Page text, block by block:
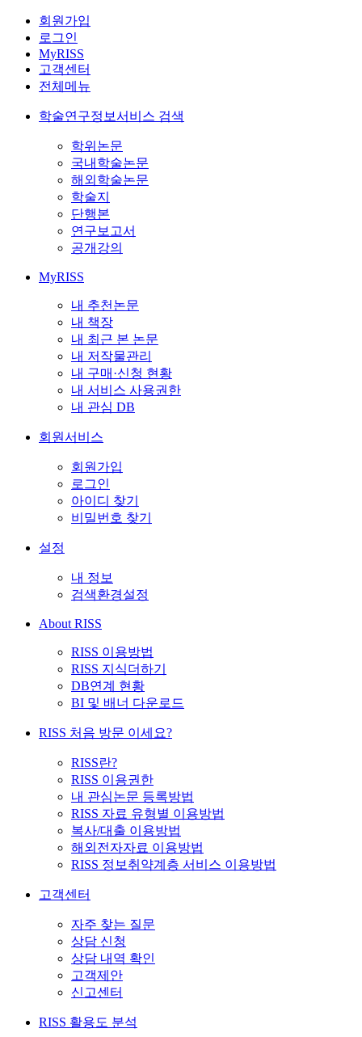
회원가입
로그인
MyRISS
고객센터
전체메뉴
학술연구정보서비스 검색
학위논문
국내학술논문
해외학술논문
학술지
단행본
연구보고서
공개강의
MyRISS
내 추천논문
내 책장
내 최근 본 논문
내 저작물관리
내 구매·신청 현황
내 서비스 사용권한
내 관심 DB
회원서비스
회원가입
로그인
아이디 찾기
비밀번호 찾기
설정
내 정보
검색환경설정
About RISS
RISS 이용방법
RISS 지식더하기
DB연계 현황
BI 및 배너 다운로드
RISS 처음 방문 이세요?
RISS란?
RISS 이용권한
내 관심논문 등록방법
RISS 자료 유형별 이용방법
복사/대출 이용방법
해외전자자료 이용방법
RISS 정보취약계층 서비스 이용방법
고객센터
자주 찾는 질문
상담 신청
상담 내역 확인
고객제안
신고센터
RISS 활용도 분석